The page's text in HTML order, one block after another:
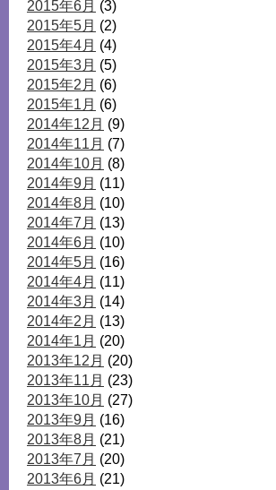
2015年6月 (3)
2015年5月 (2)
2015年4月 (4)
2015年3月 (5)
2015年2月 (6)
2015年1月 (6)
2014年12月 (9)
2014年11月 (7)
2014年10月 (8)
2014年9月 (11)
2014年8月 (10)
2014年7月 (13)
2014年6月 (10)
2014年5月 (16)
2014年4月 (11)
2014年3月 (14)
2014年2月 (13)
2014年1月 (20)
2013年12月 (20)
2013年11月 (23)
2013年10月 (27)
2013年9月 (16)
2013年8月 (21)
2013年7月 (20)
2013年6月 (21)